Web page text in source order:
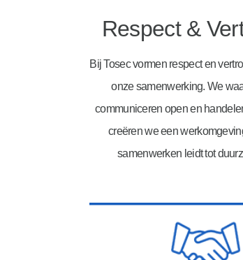
Respect &
Bij Tosec vormen respect en
onze samenwerking. We
communiceren open en
creëren we een
samenwerken leidt tot